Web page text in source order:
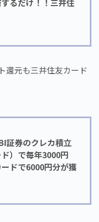
るだけ！！三井住
還元も三井住友カード
証券のクレカ積立
ド）で毎年3000円
ドで6000円分が獲